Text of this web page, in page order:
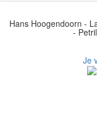
Hans Hoogendoorn -
-
Je